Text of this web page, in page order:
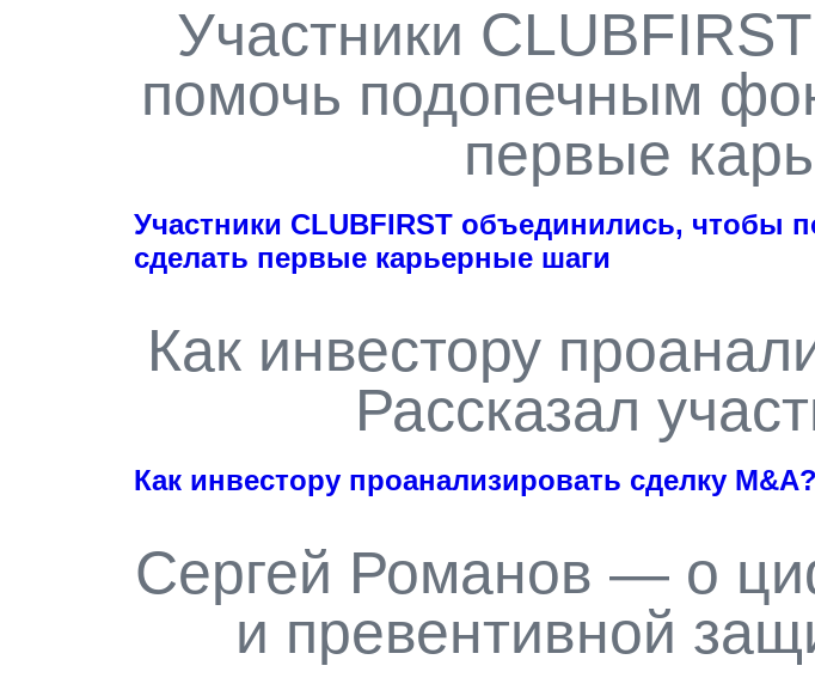
Участники
помочь подопечным
первые
Участники CLUBFIRST объединились,
сделать первые карьерные шаги
Как инвестору
Рассказал
Как инвестору проанализировать сделку
Сергей Романов — о
и превентивной